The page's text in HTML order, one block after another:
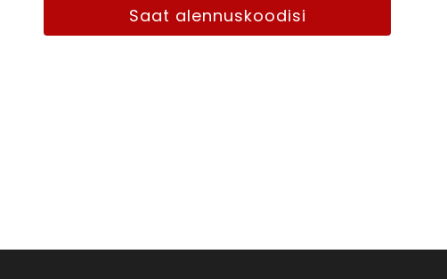
Saat alennuskoodisi